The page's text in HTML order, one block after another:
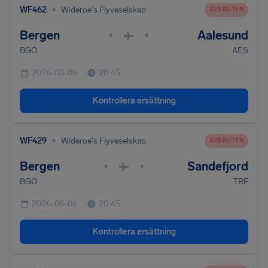
WF462 • Wideroe's Flyveselskap AVBRUTEN
Bergen • • Aalesund
BGO AES
2026-08-06 20:45
Kontrollera ersättning
WF429 • Wideroe's Flyveselskap AVBRUTEN
Bergen • • Sandefjord
BGO TRF
2026-08-06 20:45
Kontrollera ersättning